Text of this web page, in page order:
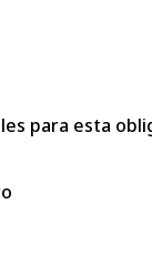
para esta